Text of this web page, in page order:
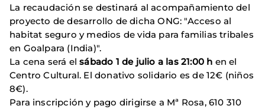
La recaudación se destinará al acompañamiento del
proyecto de desarrollo de dicha ONG: "Acceso al
habitat seguro y medios de vida para familias tribales
en Goalpara (India)".
La cena será elsábado 1 de julio a las 21:00 h en el
Centro Cultural. El donativo solidario es de 12€ (niños
8€).
Para inscripción y pago dirigirse a Mª Rosa, 610 310